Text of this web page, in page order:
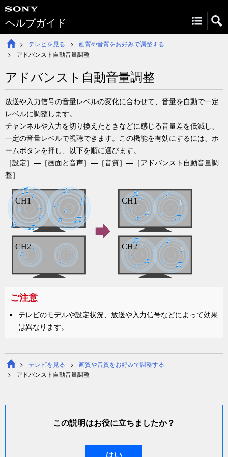
ヘルプガイド
テレビを見る
画質や音質をお好みで調整する
アドバンスト自動音量調整
アドバンスト自動音量調整
放送や入力信号の音量レベルの変化に合わせて、音量を自動で一定
レベルに調整します。
チャンネルや入力を切り換えたときなどに感じる音量差を低減し、
一定の音量レベルで視聴できます。この機能を有効にするには、 ホ
ームボタンを押し、以下を順に選びます。
［設定］—［画面と音声］—［音質］—［アドバンスト自動音量調
整］
ご注意
テレビのモデルや設定状況、放送や入力信号などによって効果
は異なります。
テレビを見る
画質や音質をお好みで調整する
アドバンスト自動音量調整
この説明はお役に立ちましたか？